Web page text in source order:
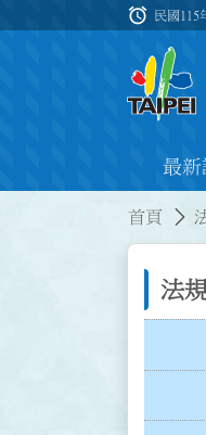
:::
alarm 民國115
最新
首頁
法